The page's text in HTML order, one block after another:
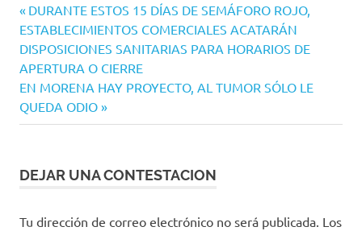
Navegación
de
entradas
Entrada
anterior:
DURANTE ESTOS 15 DÍAS DE SEMÁFORO ROJO,
ESTABLECIMIENTOS COMERCIALES ACATARÁN
DISPOSICIONES SANITARIAS PARA HORARIOS DE
APERTURA O CIERRE
Siguiente
entrada:
EN MORENA HAY PROYECTO, AL TUMOR SÓLO LE
QUEDA ODIO
DEJAR UNA CONTESTACION
Tu dirección de correo electrónico no será publicada. Los